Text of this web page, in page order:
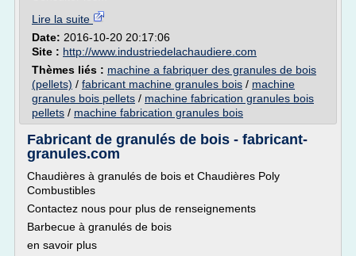
Lire la suite
Date: 2016-10-20 20:17:06
Site : http://www.industriedelachaudiere.com
Thèmes liés : machine a fabriquer des granules de bois
(pellets) / fabricant machine granules bois / machine
granules bois pellets / machine fabrication granules bois
pellets / machine fabrication granules bois
Fabricant de granulés de bois - fabricant-
granules.com
Chaudières à granulés de bois et Chaudières Poly
Combustibles
Contactez nous pour plus de renseignements
Barbecue à granulés de bois
en savoir plus